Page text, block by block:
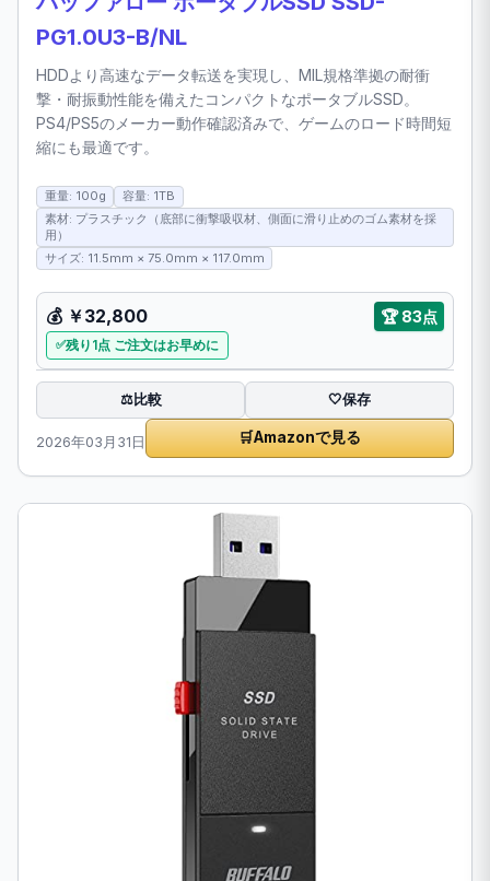
PG1.0U3-B/NL
HDDより高速なデータ転送を実現し、MIL規格準拠の耐衝
撃・耐振動性能を備えたコンパクトなポータブルSSD。
PS4/PS5のメーカー動作確認済みで、ゲームのロード時間短
縮にも最適です。
重量: 100g
容量: 1TB
素材: プラスチック（底部に衝撃吸収材、側面に滑り止めのゴム素材を採
用）
サイズ: 11.5mm × 75.0mm × 117.0mm
💰 ￥32,800 🏆83点
残り1点 ご注文はお早めに
⚖️比較 🤍保存
2026年03月31日 🛒Amazonで見る